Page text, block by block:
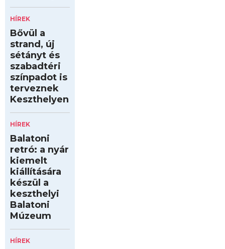
HÍREK
Bővül a
strand, új
sétányt és
szabadtéri
színpadot is
terveznek
Keszthelyen
HÍREK
Balatoni
retró: a nyár
kiemelt
kiállítására
készül a
keszthelyi
Balatoni
Múzeum
HÍREK